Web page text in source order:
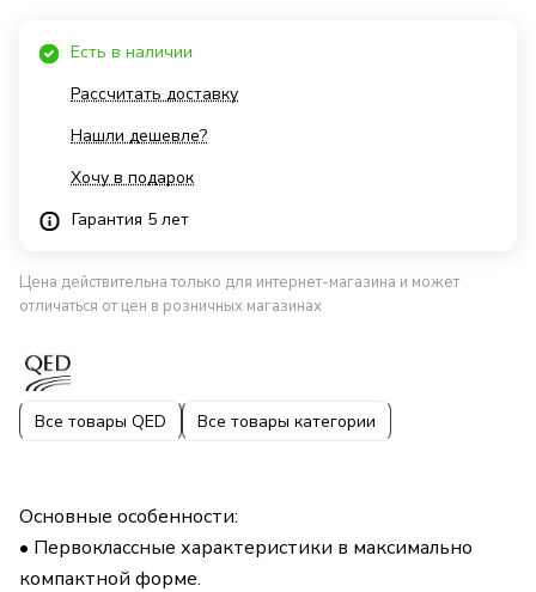
Есть в наличии
Рассчитать доставку
Нашли дешевле?
Хочу в подарок
Гарантия 5 лет
Цена действительна только для интернет-магазина и может
отличаться от цен в розничных магазинах
Все товары QED Все товары категории
Основные особенности:
• Первоклассные характеристики в максимально
компактной форме.